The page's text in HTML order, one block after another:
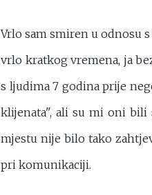
Vrlo sam smiren u odnosu
vrlo kratkog vremena, ja
s ljudima 7 godina prije
klijenata", ali su mi oni bili
mjestu nije bilo tako
pri komunikaciji.